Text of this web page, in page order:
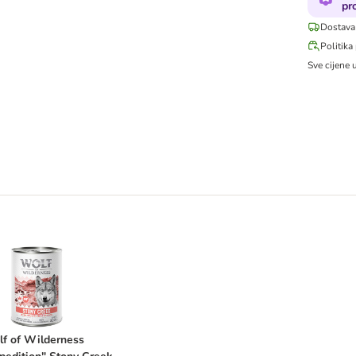
Politika
Sve cijene
of Wilderness "Expedition" Stony Creek - perad s govedinom 1x
of Wilderness